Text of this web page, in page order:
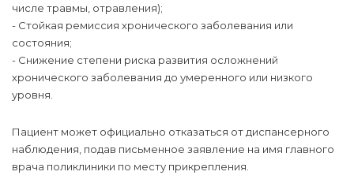
числе травмы, отравления);
- Стойкая ремиссия хронического заболевания или
состояния;
- Снижение степени риска развития осложнений
хронического заболевания до умеренного или низкого
уровня.
Пациент может официально отказаться от диспансерного
наблюдения, подав письменное заявление на имя главного
врача поликлиники по месту прикрепления.